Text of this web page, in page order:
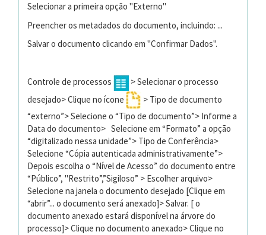
Selecionar a primeira opção "Externo"
Preencher os metadados do documento, incluindo: ...
Salvar o documento clicando em "Confirmar Dados".
Controle de processos
> Selecionar o processo
desejado> Clique no ícone
> Tipo de documento
“externo”> Selecione o “Tipo de documento”> Informe a
Data do documento> Selecione em “Formato” a opção
“digitalizado nessa unidade”> Tipo de Conferência>
Selecione “Cópia autenticada administrativamente”>
Depois escolha o “Nível de Acesso” do documento entre
“Público”, "Restrito”,”Sigiloso” > Escolher arquivo>
Selecione na janela o documento desejado [Clique em
“abrir”... o documento será anexado]> Salvar. [ o
documento anexado estará disponível na árvore do
processo]> Clique no documento anexado> Clique no